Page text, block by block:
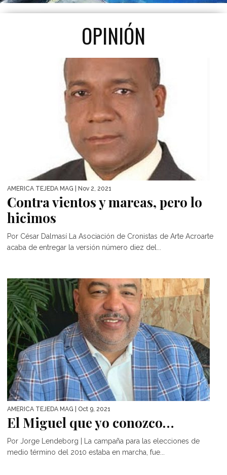
OPINIÓN
AMÉRICA TEJEDA MAG | Nov 2, 2021
Contra vientos y mareas, pero lo
hicimos
Por César Dalmasí La Asociación de Cronistas de Arte Acroarte
acaba de entregar la versión número diez del...
AMÉRICA TEJEDA MAG | Oct 9, 2021
El Miguel que yo conozco…
Por Jorge Lendeborg | La campaña para las elecciones de
medio término del 2010 estaba en marcha, fue...